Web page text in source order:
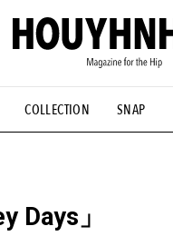
COLLECTION SNAP
ット #NEW VINTAGE
Days」